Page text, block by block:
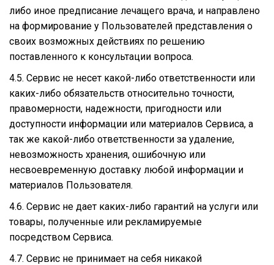
либо иное предписание лечащего врача, и направлено
на формирование у Пользователей представления о
своих возможных действиях по решению
поставленного к консультации вопроса.
4.5. Сервис не несет какой-либо ответственности или
каких-либо обязательств относительно точности,
правомерности, надежности, пригодности или
доступности информации или материалов Сервиса, а
так же какой-либо ответственности за удаление,
невозможность хранения, ошибочную или
несвоевременную доставку любой информации и
материалов Пользователя.
4.6. Сервис не дает каких-либо гарантий на услуги или
товары, полученные или рекламируемые
посредством Сервиса.
4.7. Сервис не принимает на себя никакой